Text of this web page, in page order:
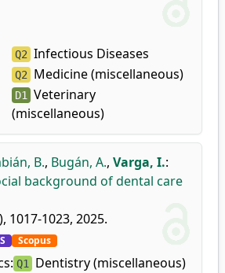
Q2 Infectious Diseases
Q2 Medicine (miscellaneous)
D1
Veterinary
(miscellaneous)
B., Bugán, A., Varga, I.:
background of dental care
1017-1023, 2025.
Scopus
Q1 Dentistry (miscellaneous)